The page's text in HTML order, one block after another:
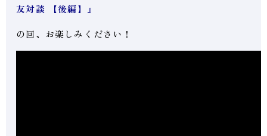
友対談 【後編】』
の回、お楽しみください！